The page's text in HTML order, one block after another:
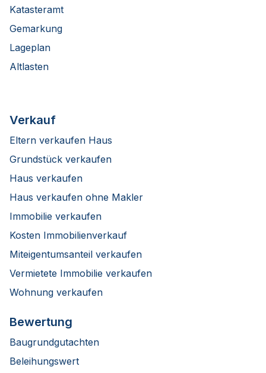
Katasteramt
Gemarkung
Lageplan
Altlasten
Verkauf
Eltern verkaufen Haus
Grundstück verkaufen
Haus verkaufen
Haus verkaufen ohne Makler
Immobilie verkaufen
Kosten Immobilienverkauf
Miteigentumsanteil verkaufen
Vermietete Immobilie verkaufen
Wohnung verkaufen
Bewertung
Baugrundgutachten
Beleihungswert